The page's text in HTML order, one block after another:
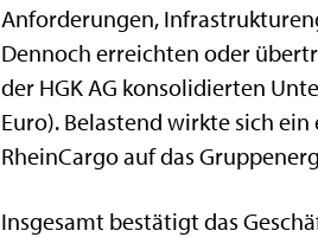
Anforderungen,
Dennoch erreichten oder
der HGK AG konsolidierten
Euro). Belastend wirkte sich
RheinCargo auf das
Insgesamt bestätigt das